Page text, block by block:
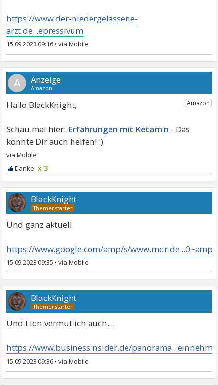
https://www.der-niedergelassene-
arzt.de...epressivum
15.09.2023 09:16 •
A
Hallo BlackKnight,
Erfahrungen mit Ketamin
x 3
BlackKnight
Und ganz aktuell
https://www.google.com/amp/s/
15.09.2023 09:35 •
BlackKnight
Und Elon vermutlich auch....
https://www.businessinsider.de/
15.09.2023 09:36 •